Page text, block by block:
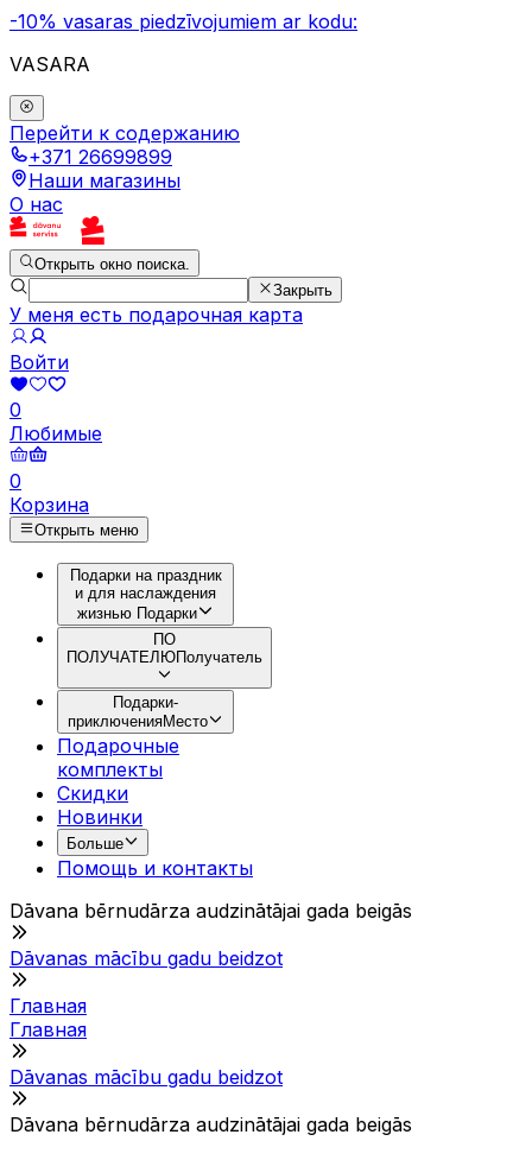
-10% vasaras piedzīvojumiem ar kodu:
VASARA
Перейти к содержанию
+371 26699899
Наши магазины
О нас
Открыть окно поиска.
Закрыть
У меня есть подарочная карта
Войти
0
Любимые
0
Корзина
Открыть меню
Подарки на праздник
и для наслаждения
жизнью Подарки
ПО
ПОЛУЧАТЕЛЮПолучатель
Подарки-
приключенияМесто
Подарочные
комплекты
Скидки
Новинки
Больше
Помощь и контакты
Dāvana bērnudārza audzinātājai gada beigās
Dāvanas mācību gadu beidzot
Главная
Главная
Dāvanas mācību gadu beidzot
Dāvana bērnudārza audzinātājai gada beigās